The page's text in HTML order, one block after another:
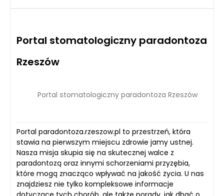
Portal stomatologiczny paradontoza
Rzeszów
Portal stomatologiczny paradontoza Rzeszów
Portal paradontoza.rzeszow.pl to przestrzeń, która
stawia na pierwszym miejscu zdrowie jamy ustnej.
Nasza misja skupia się na skutecznej walce z
paradontozą oraz innymi schorzeniami przyzębia,
które mogą znacząco wpływać na jakość życia. U nas
znajdziesz nie tylko kompleksowe informacje